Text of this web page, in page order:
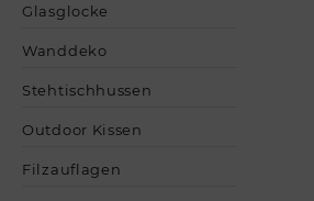
Glasglocke
Wanddeko
Stehtischhussen
Outdoor Kissen
Filzauflagen